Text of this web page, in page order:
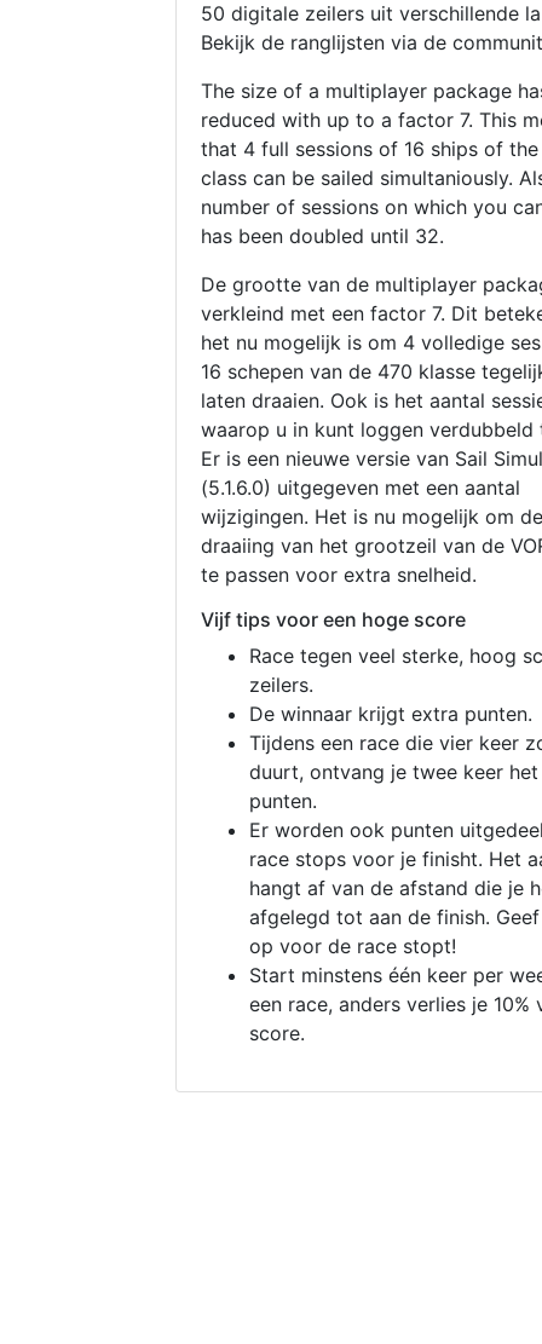
50 digitale zeilers uit verschillende
Bekijk de ranglijsten via de
The size of a multiplayer package
reduced with up to a factor 7. This
that 4 full sessions of 16 ships of
class can be sailed simultaniously.
number of sessions on which you
has been doubled until 32.
De grootte van de multiplayer
verkleind met een factor 7. Dit
het nu mogelijk is om 4 volledige
16 schepen van de 470 klasse
laten draaien. Ook is het aantal
waarop u in kunt loggen verdubbeld
Er is een nieuwe versie van Sail
(5.1.6.0) uitgegeven met een aantal
wijzigingen. Het is nu mogelijk om de
draaiing van het grootzeil van de
te passen voor extra snelheid.
Vijf tips voor een hoge score
Race tegen veel sterke, hoog
zeilers.
De winnaar krijgt extra punten.
Tijdens een race die vier keer
duurt, ontvang je twee keer
punten.
Er worden ook punten
race stops voor je finisht. Het
hangt af van de afstand die je
afgelegd tot aan de finish.
op voor de race stopt!
Start minstens één keer per
een race, anders verlies je 10%
score.